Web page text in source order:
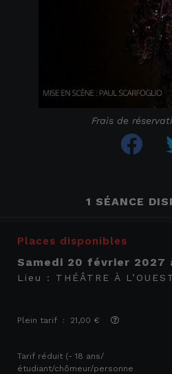
Frais de
1 SÉANCE
Places disponibles
samedi 20 février 2027
Lieu : THÉÂTRE À
Plein tarif : 21,00 €
Tarif réduit (- 18 ans/
étudiant/chômeur/personne